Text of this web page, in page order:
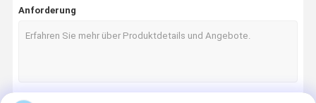
Bagger-Schwenker-Gelenk
Baggerschwingenlager
Bagger-Filter
Anforderung